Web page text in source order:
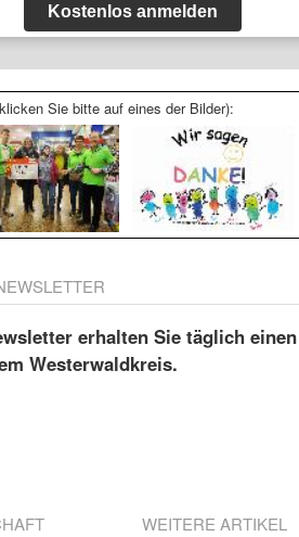
Kostenlos anmelden
Sie bitte auf eines der Bilder):
erhalten Sie täglich
Westerwaldkreis.
WEITERE ARTIKEL